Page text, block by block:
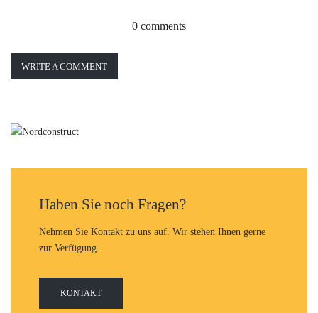
0 comments
WRITE A COMMENT
Haben Sie noch Fragen?
Nehmen Sie Kontakt zu uns auf. Wir stehen Ihnen gerne
zur Verfügung.
KONTAKT